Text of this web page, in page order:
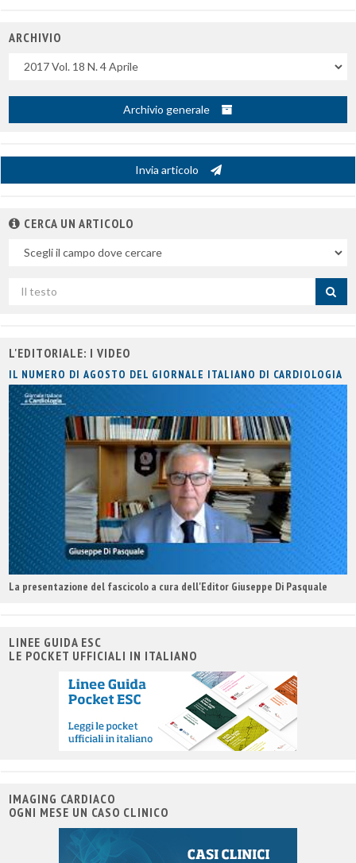
ARCHIVIO
Uscite
Archivio generale
Invia articolo
CERCA UN ARTICOLO
Nel
Cerca
L'EDITORIALE: I VIDEO
IL NUMERO DI AGOSTO DEL GIORNALE ITALIANO DI CARDIOLOGIA
La presentazione del fascicolo a cura dell'Editor Giuseppe Di Pasquale
LINEE GUIDA ESC
LE POCKET UFFICIALI IN ITALIANO
IMAGING CARDIACO
OGNI MESE UN CASO CLINICO